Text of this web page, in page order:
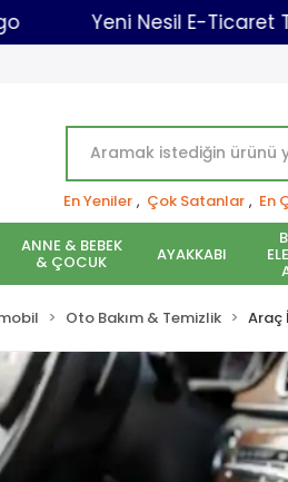
Gün Kargo Yeni Nesil
En Yeniler , Çok Satanlar , En
ANNE & BEBEK
& ÇOCUK AYAKKABI
Oto Bakım & Temizlik Araç